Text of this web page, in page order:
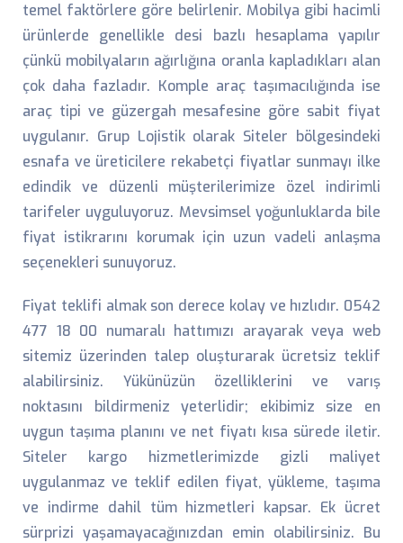
temel faktörlere göre belirlenir. Mobilya gibi hacimli
ürünlerde genellikle desi bazlı hesaplama yapılır
çünkü mobilyaların ağırlığına oranla kapladıkları alan
çok daha fazladır. Komple araç taşımacılığında ise
araç tipi ve güzergah mesafesine göre sabit fiyat
uygulanır. Grup Lojistik olarak Siteler bölgesindeki
esnafa ve üreticilere rekabetçi fiyatlar sunmayı ilke
edindik ve düzenli müşterilerimize özel indirimli
tarifeler uyguluyoruz. Mevsimsel yoğunluklarda bile
fiyat istikrarını korumak için uzun vadeli anlaşma
seçenekleri sunuyoruz.
Fiyat teklifi almak son derece kolay ve hızlıdır. 0542
477 18 00 numaralı hattımızı arayarak veya web
sitemiz üzerinden talep oluşturarak ücretsiz teklif
alabilirsiniz. Yükünüzün özelliklerini ve varış
noktasını bildirmeniz yeterlidir; ekibimiz size en
uygun taşıma planını ve net fiyatı kısa sürede iletir.
Siteler kargo hizmetlerimizde gizli maliyet
uygulanmaz ve teklif edilen fiyat, yükleme, taşıma
ve indirme dahil tüm hizmetleri kapsar. Ek ücret
sürprizi yaşamayacağınızdan emin olabilirsiniz. Bu